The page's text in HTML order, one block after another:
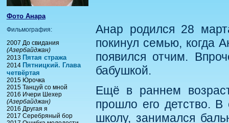
Фото Анара
Фильмография:
2007 До свидания
(Азербайджан)
2013 Пятая стража
2014 Пятницкий. Глава
четвёртая
2015 Юрочка
2015 Танцуй со мной
2016 Ичери Шехер
(Азербайджан)
2016 Другая я
2017 Серебряный бор
Анар родился 28
покинул семью, когда
появился отчим.
бабушкой.
Ещё в раннем
прошло его детство.
школу, занимался